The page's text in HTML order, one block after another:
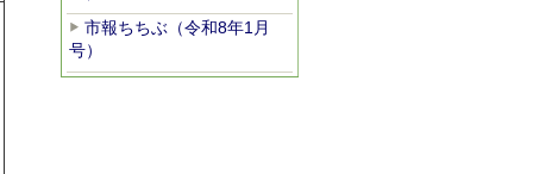
市報ちちぶ（令和8年1月
号）